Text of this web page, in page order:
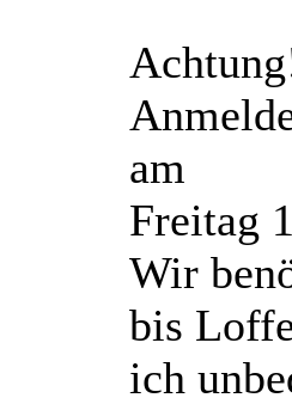
am
Freitag
Wir
bis
ich